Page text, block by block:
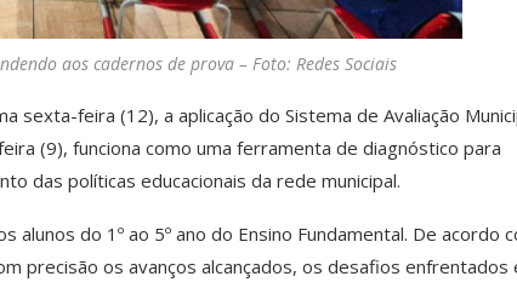
aos cadernos de prova – Foto: Redes Sociais
sexta-feira (12), a aplicação do Sistema de Avaliação
(9), funciona como uma ferramenta de diagnóstico para
das políticas educacionais da rede municipal.
do 1º ao 5º ano do Ensino Fundamental. De acordo
precisão os avanços alcançados, os desafios enfrentados